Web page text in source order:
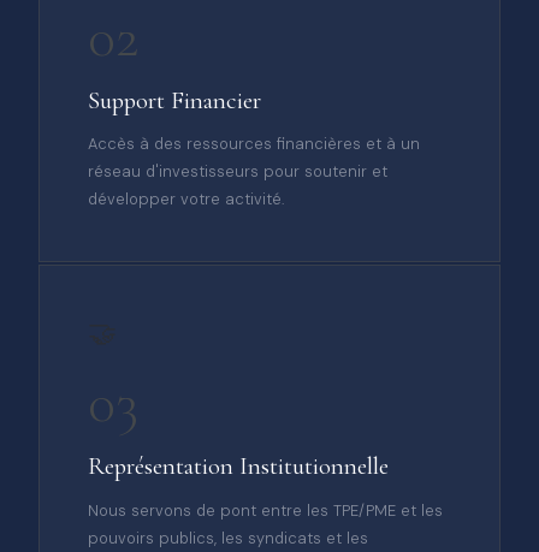
02
Support Financier
Accès à des ressources financières et à un
réseau d'investisseurs pour soutenir et
développer votre activité.
03
Représentation Institutionnelle
Nous servons de pont entre les TPE/PME et les
pouvoirs publics, les syndicats et les